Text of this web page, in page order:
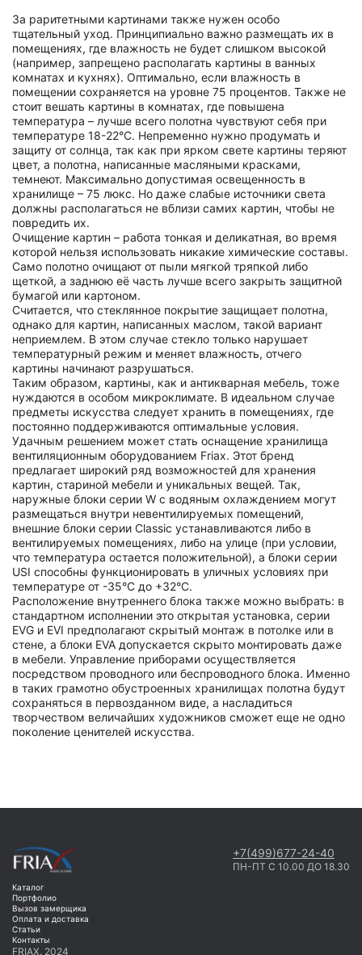
За раритетными картинами также нужен особо
тщательный уход. Принципиально важно размещать их в
помещениях, где влажность не будет слишком высокой
(например, запрещено располагать картины в ванных
комнатах и кухнях). Оптимально, если влажность в
помещении сохраняется на уровне 75 процентов. Также не
стоит вешать картины в комнатах, где повышена
температура – лучше всего полотна чувствуют себя при
температуре 18-22°C. Непременно нужно продумать и
защиту от солнца, так как при ярком свете картины теряют
цвет, а полотна, написанные масляными красками,
темнеют. Максимально допустимая освещенность в
хранилище – 75 люкс. Но даже слабые источники света
должны располагаться не вблизи самих картин, чтобы не
повредить их.
Очищение картин – работа тонкая и деликатная, во время
которой нельзя использовать никакие химические составы.
Само полотно очищают от пыли мягкой тряпкой либо
щеткой, а заднюю её часть лучше всего закрыть защитной
бумагой или картоном.
Считается, что стеклянное покрытие защищает полотна,
однако для картин, написанных маслом, такой вариант
неприемлем. В этом случае стекло только нарушает
температурный режим и меняет влажность, отчего
картины начинают разрушаться.
Таким образом, картины, как и антикварная мебель, тоже
нуждаются в особом микроклимате. В идеальном случае
предметы искусства следует хранить в помещениях, где
постоянно поддерживаются оптимальные условия.
Удачным решением может стать оснащение хранилища
вентиляционным оборудованием Friax. Этот бренд
предлагает широкий ряд возможностей для хранения
картин, стариной мебели и уникальных вещей. Так,
наружные блоки серии W с водяным охлаждением могут
размещаться внутри невентилируемых помещений,
внешние блоки серии Classic устанавливаются либо в
вентилируемых помещениях, либо на улице (при условии,
что температура остается положительной), а блоки серии
USI способны функционировать в уличных условиях при
температуре от -35°C до +32°C.
Расположение внутреннего блока также можно выбрать: в
стандартном исполнении это открытая установка, серии
EVG и EVI предполагают скрытый монтаж в потолке или в
стене, а блоки EVA допускается скрыто монтировать даже
в мебели. Управление приборами осуществляется
посредством проводного или беспроводного блока. Именно
в таких грамотно обустроенных хранилищах полотна будут
сохраняться в первозданном виде, а насладиться
творчеством величайших художников сможет еще не одно
поколение ценителей искусства.
+7(499)677-24-40
ПН-ПТ С 10.00 ДО 18.30
Каталог
Портфолио
Вызов замерщика
Оплата и доставка
Статьи
Контакты
FRIAX. 2024